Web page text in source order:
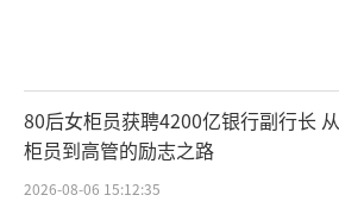
80后女柜员获聘4200亿银行副行长 从
柜员到高管的励志之路
2026-08-06 15:12:35